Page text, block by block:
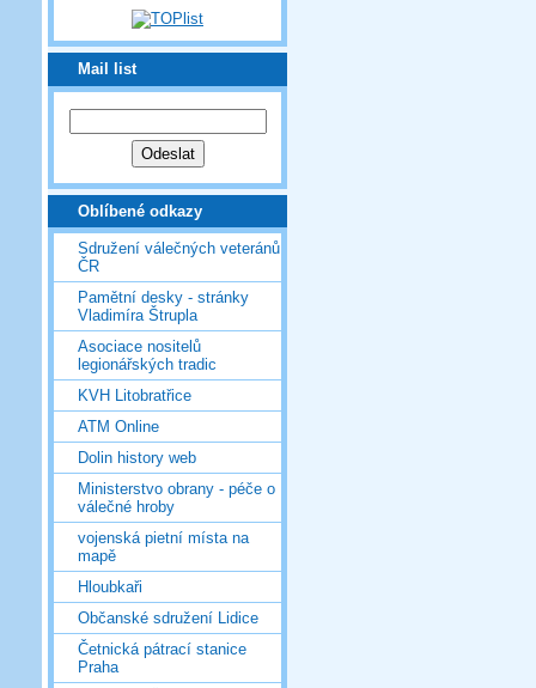
Mail list
Oblíbené odkazy
Sdružení válečných veteránů
ČR
Pamětní desky - stránky
Vladimíra Štrupla
Asociace nositelů
legionářských tradic
KVH Litobratřice
ATM Online
Dolin history web
Ministerstvo obrany - péče o
válečné hroby
vojenská pietní místa na
mapě
Hloubkaři
Občanské sdružení Lidice
Četnická pátrací stanice
Praha